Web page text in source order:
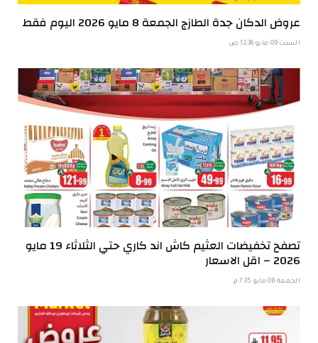
عروض الدكان جدة الطازج الجمعة 8 مايو 2026 اليوم فقط
السبت 09 مايو 12:36 ص
تصفح تخفيضات العثيم كاش اند كاري حتي الثلاثاء 19 مايو
2026 – اقل الاسعار
الجمعة 08 مايو 7:35 م